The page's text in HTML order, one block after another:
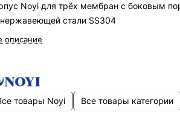
Noyi для трёх мембран с боковым
нержавеющей стали SS304
описание
товары Noyi Все товары категории